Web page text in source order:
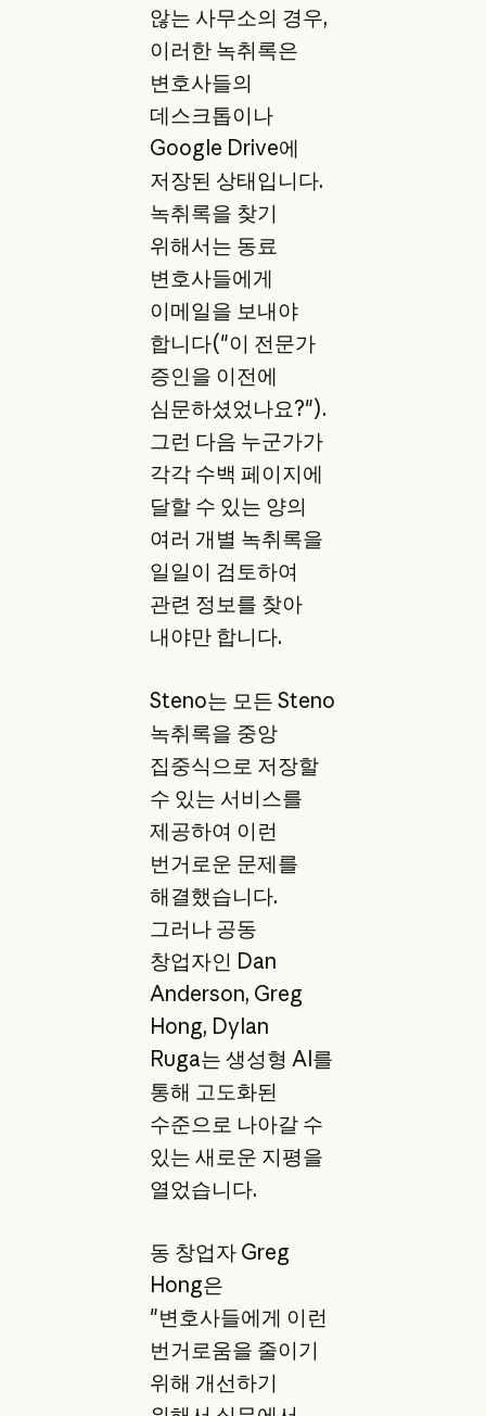
않는 사무소의 경우,
이러한 녹취록은
변호사들의
데스크톱이나
Google Drive에
저장된 상태입니다.
녹취록을 찾기
위해서는 동료
변호사들에게
이메일을 보내야
합니다("이 전문가
증인을 이전에
심문하셨었나요?").
그런 다음 누군가가
각각 수백 페이지에
달할 수 있는 양의
여러 개별 녹취록을
일일이 검토하여
관련 정보를 찾아
내야만 합니다.
Steno는 모든 Steno
녹취록을 중앙
집중식으로 저장할
수 있는 서비스를
제공하여 이런
번거로운 문제를
해결했습니다.
그러나 공동
창업자인 Dan
Anderson, Greg
Hong, Dylan
Ruga는 생성형 AI를
통해 고도화된
수준으로 나아갈 수
있는 새로운 지평을
열었습니다.
동 창업자 Greg
Hong은
"변호사들에게 이런
번거로움을 줄이기
위해 개선하기